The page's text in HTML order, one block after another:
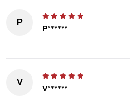
P
P******
V
V******